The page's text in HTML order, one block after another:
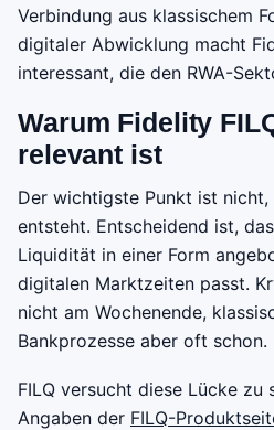
Verbindung aus klassischem
digitaler Abwicklung macht
interessant, die den RWA-
Warum Fidelity
relevant ist
Der wichtigste Punkt ist
entsteht. Entscheidend ist,
Liquidität in einer Form
digitalen Marktzeiten passt.
nicht am Wochenende,
Bankprozesse aber oft schon.
FILQ versucht diese Lücke zu
Angaben der FILQ-